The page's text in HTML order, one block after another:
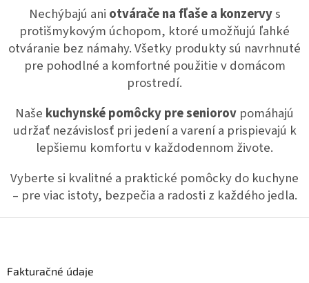
i
s
u
Nechýbajú ani otvárače na fľaše a konzervys
protišmykovým úchopom, ktoré umožňujú ľahké
otváranie bez námahy. Všetky produkty sú navrhnuté
pre pohodlné a komfortné použitie v domácom
prostredí.
Naše kuchynské pomôcky pre seniorov pomáhajú
udržať nezávislosť pri jedení a varení a prispievajú k
lepšiemu komfortu v každodennom živote.
Vyberte si kvalitné a praktické pomôcky do kuchyne
– pre viac istoty, bezpečia a radosti z každého jedla.
Fakturačné údaje